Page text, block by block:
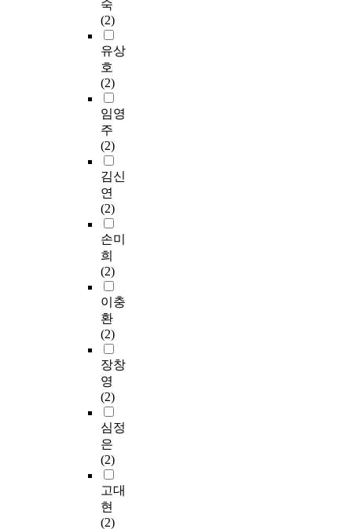
숙
(2)
유상
호
(2)
임영
주
(2)
김신
연
(2)
손미
희
(2)
이충
환
(2)
장창
영
(2)
심정
은
(2)
고대
현
(2)